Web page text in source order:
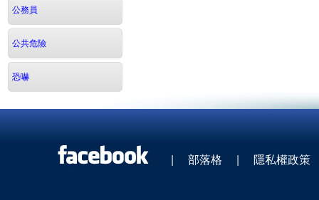
公務員
公共危險
恐嚇
| 部落格 | 隱私權政策